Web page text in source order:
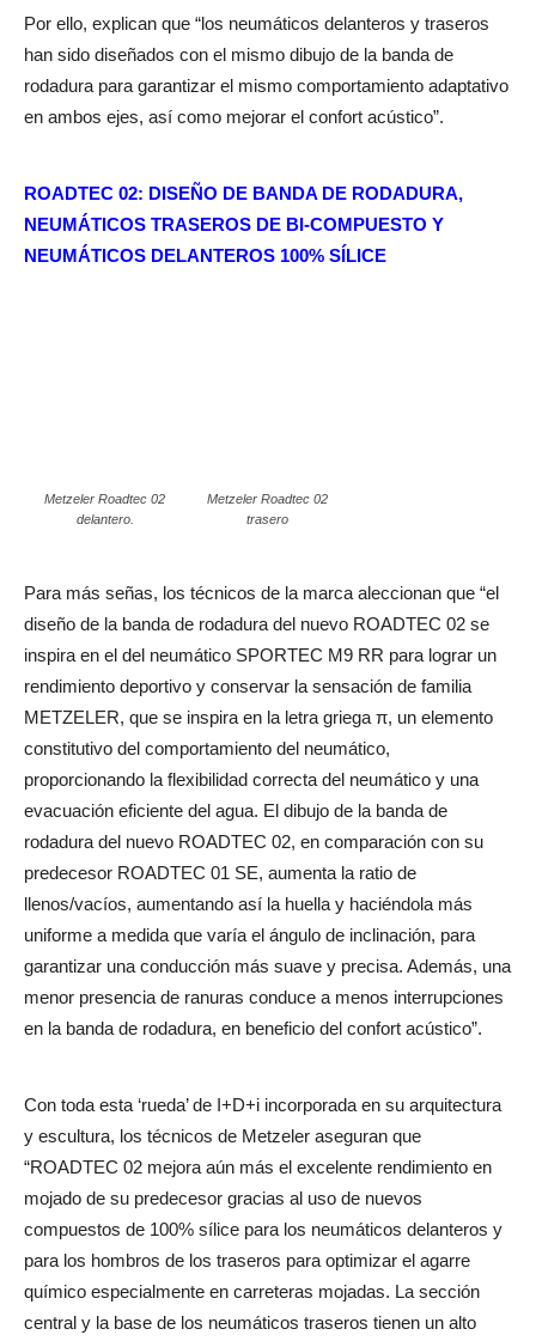
Por ello, explican que “los neumáticos delanteros y traseros
han sido diseñados con el mismo dibujo de la banda de
rodadura para garantizar el mismo comportamiento adaptativo
en ambos ejes, así como mejorar el confort acústico”.
ROADTEC 02: DISEÑO DE BANDA DE RODADURA,
NEUMÁTICOS TRASEROS DE BI-COMPUESTO Y
NEUMÁTICOS DELANTEROS 100% SÍLICE
Metzeler Roadtec 02
delantero.
Metzeler Roadtec 02
trasero
Para más señas, los técnicos de la marca aleccionan que “el
diseño de la banda de rodadura del nuevo ROADTEC 02 se
inspira en el del neumático SPORTEC M9 RR para lograr un
rendimiento deportivo y conservar la sensación de familia
METZELER, que se inspira en la letra griega π, un elemento
constitutivo del comportamiento del neumático,
proporcionando la flexibilidad correcta del neumático y una
evacuación eficiente del agua. El dibujo de la banda de
rodadura del nuevo ROADTEC 02, en comparación con su
predecesor ROADTEC 01 SE, aumenta la ratio de
llenos/vacíos, aumentando así la huella y haciéndola más
uniforme a medida que varía el ángulo de inclinación, para
garantizar una conducción más suave y precisa. Además, una
menor presencia de ranuras conduce a menos interrupciones
en la banda de rodadura, en beneficio del confort acústico”.
Con toda esta ‘rueda’ de I+D+i incorporada en su arquitectura
y escultura, los técnicos de Metzeler aseguran que
“ROADTEC 02 mejora aún más el excelente rendimiento en
mojado de su predecesor gracias al uso de nuevos
compuestos de 100% sílice para los neumáticos delanteros y
para los hombros de los traseros para optimizar el agarre
químico especialmente en carreteras mojadas. La sección
central y la base de los neumáticos traseros tienen un alto